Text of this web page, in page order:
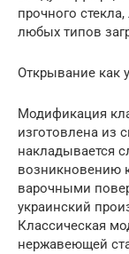
прочного
любых типов
Открывание как
Модификация
изготовлена из
накладывается
возникновению
варочными
украинский
Классическая
нержавеющей